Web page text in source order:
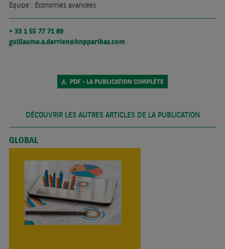
Equipe : Économies avancées
+ 33 1 55 77 71 89
guillaume.a.derrien@bnpparibas.com
PDF - LA PUBLICATION COMPLÈTE
DÉCOUVRIR LES AUTRES ARTICLES DE LA PUBLICATION
GLOBAL